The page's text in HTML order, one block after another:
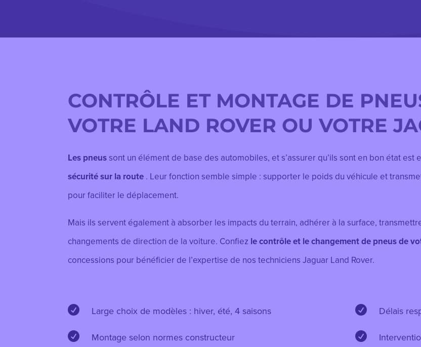
CONTRÔLE ET MONTAGE DE
VOTRE LAND ROVER OU VOTRE
Les pneus sont un élément de base des automobiles, et s’assurer qu’ils sont en bon état
sécurité sur la route . Leurfonction semble simple : supporter le poids du véhicule et
pour faciliter le déplacement.
Mais ils servent également à absorber les impacts du terrain, adhérer à la surface,
changements de direction de la voiture. Confiez le contrôle et le changement de pneus de
concessions pour bénéficier de l’expertise de nos techniciens Jaguar Land Rover.
 Large choix de modèles : hiver, été, 4 saisons
 Montage selon normes constructeur
 Délais
